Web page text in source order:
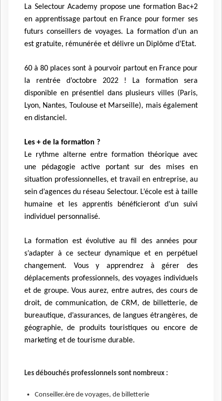
La Selectour Academy propose une formation Bac+2
en apprentissage partout en France pour former ses
futurs conseillers de voyages. La formation d’un an
est gratuite, rémunérée et délivre un Diplôme d’Etat.
60 à 80 places sont à pourvoir partout en France pour
la rentrée d’octobre 2022 ! La formation sera
disponible en présentiel dans plusieurs villes (Paris,
Lyon, Nantes, Toulouse et Marseille), mais également
en distanciel.
Les + de la formation ?
Le rythme alterne entre formation théorique avec
une pédagogie active portant sur des mises en
situation professionnelles, et travail en entreprise, au
sein d’agences du réseau Selectour. L’école est à taille
humaine et les apprentis bénéficieront d’un suivi
individuel personnalisé.
La formation est évolutive au fil des années pour
s’adapter à ce secteur dynamique et en perpétuel
changement. Vous y apprendrez à gérer des
déplacements professionnels, des voyages individuels
et de groupe. Vous aurez, entre autres, des cours de
droit, de communication, de CRM, de billetterie, de
bureautique, d’assurances, de langues étrangères, de
géographie, de produits touristiques ou encore de
marketing et de tourisme durable.
Les débouchés professionnels sont nombreux :
Conseiller.ère de voyages, de billetterie